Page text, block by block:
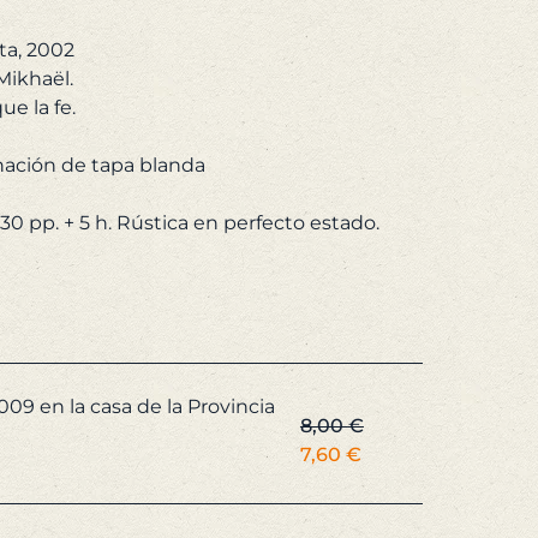
20,00 €.19,00 €.
2002
la fe.
de tapa blanda
en la casa de la Provincia
8,00€
El
original
7,60 €El
precio
actual